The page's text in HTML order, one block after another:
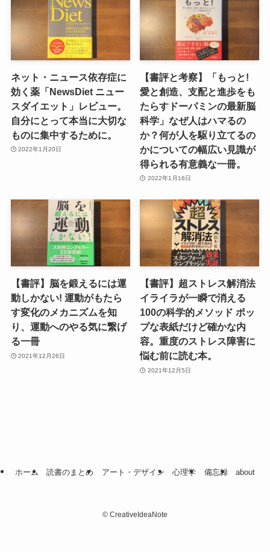
ネット・ニュース依存症に
効く薬「NewsDiet ニュー
スダイエット」レビュー。
自分にとって本当に大切な
ものに集中するために。
2022年1月20日
【書評と考察】「もっと!
愛と創造、支配と進歩をも
たらすドーパミンの最新脳
科学」なぜ人はハマるの
か？何が人を駆り立てるの
かについての幅広い見識が
得られる有意義な一冊。
2022年1月16日
【書評】脳を鍛えるには運
動しかない! 運動がもたら
す変化のメカニズムを知
り、運動へのやる気に繋げ
る一冊
2021年12月26日
【書評】超ストレス解消法
イライラが一瞬で消える
100の科学的メソッド ポッ
プな表紙だけど確かな内
容。重度のストレス障害に
悩む前に読む本。
2021年12月5日
ホーム 読書のまとめ アート・デザイン 心理学 備忘録 about
© CreativeIdeaNote